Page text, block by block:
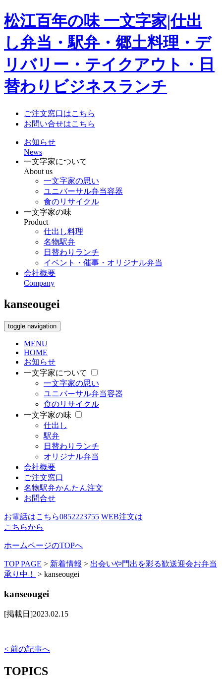
松江百年の味 一文字家|仕出
し弁当・駅弁・郷土料理・デ
リバリー・テイクアウト・日
替わりビジネスランチ
ご注文窓口はこちら
お問い合せはこちら
お知らせ
News
一文字家について
About us
一文字家の思い
ユニバーサル弁当容器
食のリサイクル
一文字家の味
Product
仕出し料理
名物駅弁
日替わりランチ
イベント・催事・オリジナル弁当
会社概要
Company
kanseougei
toggle navigation
MENU
HOME
お知らせ
一文字家について
一文字家の思い
ユニバーサル弁当容器
食のリサイクル
一文字家の味
仕出し
駅弁
日替わりランチ
オリジナル弁当
会社概要
ご注文窓口
名物駅弁かんたん注文
お問合せ
お電話はこちら0852223755 WEB注文は
こちらから
ホームページのTOPへ
TOP PAGE > 新着情報 > 出会いや門出を彩る歓送迎会お弁当
承り中！
> kanseougei
kanseougei
[掲載日]2023.02.15
< 前の記事へ
TOPICS